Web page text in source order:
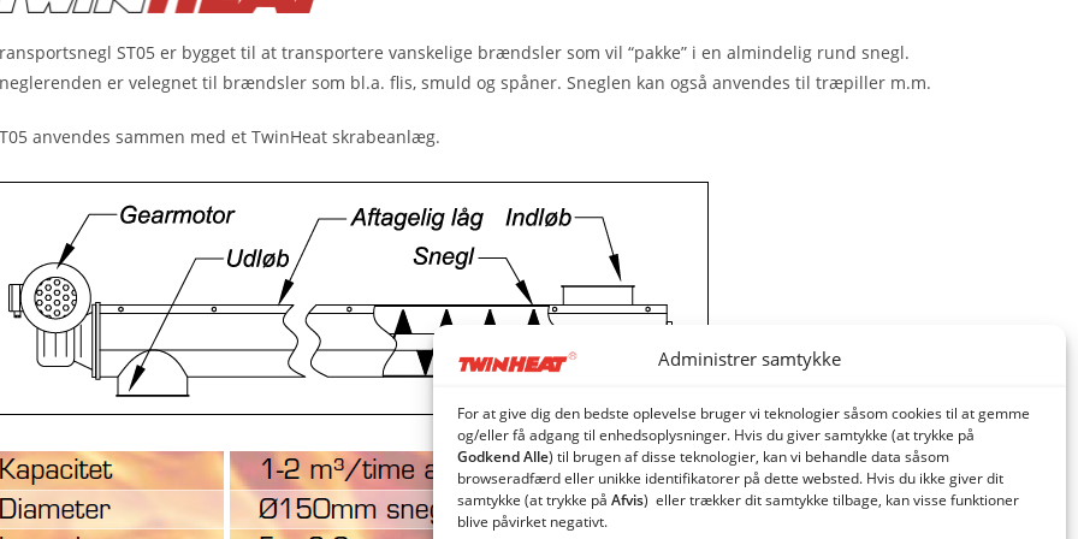
Administrer samtykke
For at give dig den bedste oplevelse bruger vi teknologier såsom cookies til at gemme
og/eller få adgang til enhedsoplysninger. Hvis du giver samtykke (at trykke på
Godkend Alle) til brugen af ​​disse teknologier, kan vi behandle data såsom
browseradfærd eller unikke identifikatorer på dette websted. Hvis du ikke giver dit
samtykke (at trykke på Afvis) eller trækker dit samtykke tilbage, kan visse funktioner
blive påvirket negativt.
ST05 er bygget til at transportere vanskelige brændsler som vil “pakke” i en almindelig rund snegl.
er velegnet til brændsler som bl.a. flis, smuld og spåner. Sneglen kan også anvendes til træpiller m.m.
anvendes sammen med et TwinHeat skrabeanlæg.